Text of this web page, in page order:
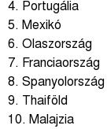
4. Portugália
5. Mexikó
6. Olaszország
7. Franciaország
8. Spanyolország
9. Thaiföld
10. Malajzia